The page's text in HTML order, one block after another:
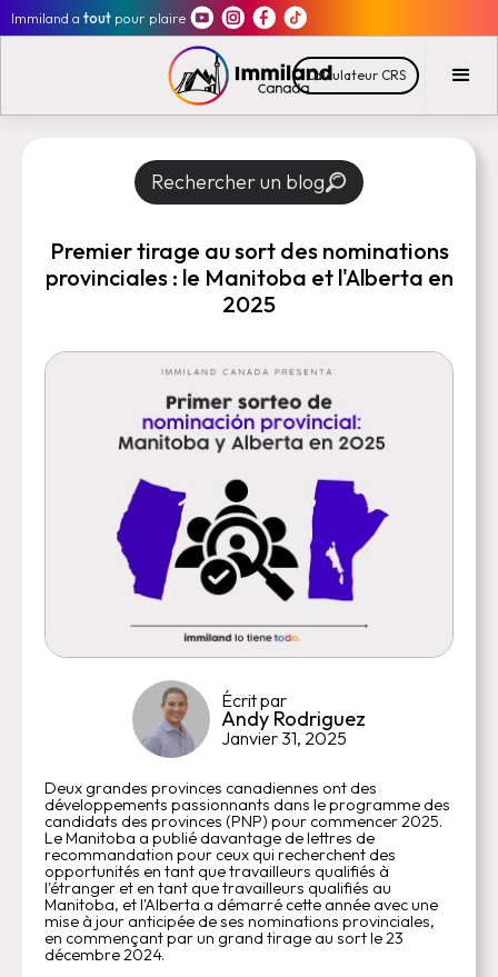
Immiland a tout pour plaire
Calculateur CRS
Rechercher un blog
Premier tirage au sort des nominations
provinciales : le Manitoba et l'Alberta en
2025
Écrit par
Andy Rodriguez
Janvier 31, 2025
Deux grandes provinces canadiennes ont des
développements passionnants dans le programme des
candidats des provinces (PNP) pour commencer 2025.
Le Manitoba a publié davantage de lettres de
recommandation pour ceux qui recherchent des
opportunités en tant que travailleurs qualifiés à
l'étranger et en tant que travailleurs qualifiés au
Manitoba, et l'Alberta a démarré cette année avec une
mise à jour anticipée de ses nominations provinciales,
en commençant par un grand tirage au sort le 23
décembre 2024.